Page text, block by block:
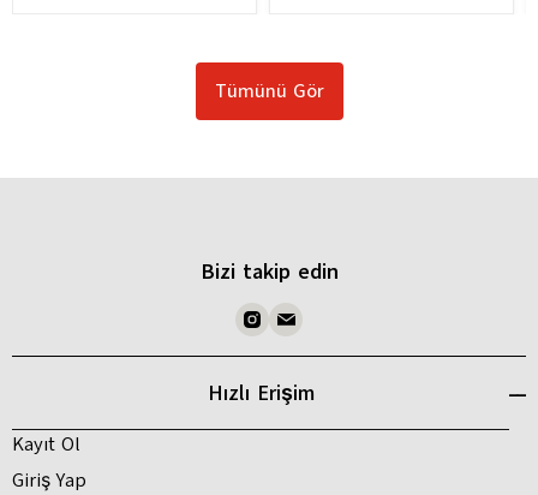
Tümünü Gör
Bizi takip edin
Hızlı Erişim
Kayıt Ol
Giriş Yap